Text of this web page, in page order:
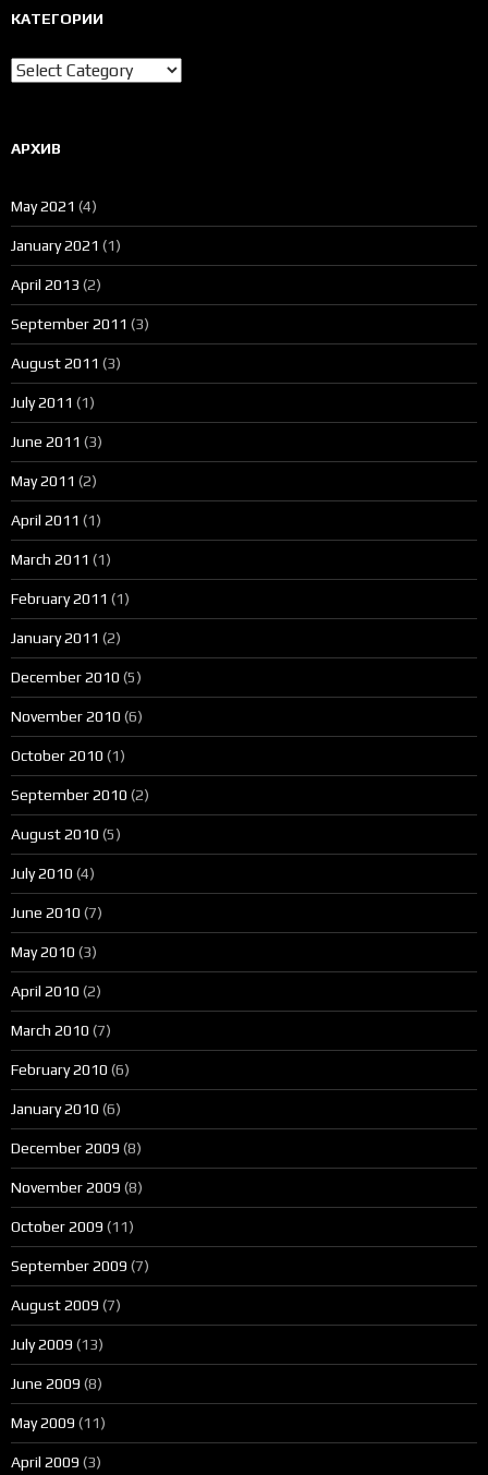
КАТЕГОРИИ
Категории
АРХИВ
May 2021 (4)
January 2021 (1)
April 2013 (2)
September 2011 (3)
August 2011 (3)
July 2011 (1)
June 2011 (3)
May 2011 (2)
April 2011 (1)
March 2011 (1)
February 2011 (1)
January 2011 (2)
December 2010 (5)
November 2010 (6)
October 2010 (1)
September 2010 (2)
August 2010 (5)
July 2010 (4)
June 2010 (7)
May 2010 (3)
April 2010 (2)
March 2010 (7)
February 2010 (6)
January 2010 (6)
December 2009 (8)
November 2009 (8)
October 2009 (11)
September 2009 (7)
August 2009 (7)
July 2009 (13)
June 2009 (8)
May 2009 (11)
April 2009 (3)